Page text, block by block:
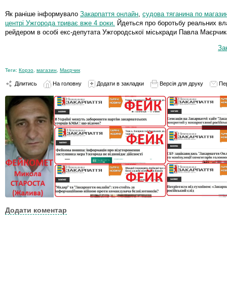
Як раніше інформувало Закарпаття онлайн судова тяганина по
центрі Ужгорода триває вже 4 роки.
Йдеться про боротьбу реальних
рейдером в особі екс-депутата Ужгородської міськради Павла
Теги: Корзо магазин Маєрчик
Ділитись На головну Додати в закладки Версія для друку
Додати коментар